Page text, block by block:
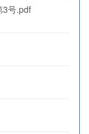
3号.pdf